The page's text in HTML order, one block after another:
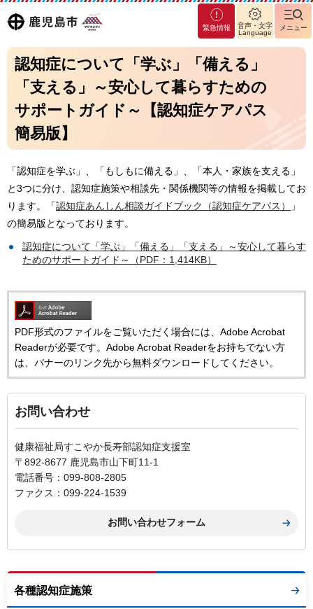
鹿児島
市
マグ
マシ
ティ
鹿児
緊急情報
音声・文字
Language
メニュー
認知症について「学ぶ」「備える」
「支える」～安心して暮らすための
サポートガイド～【認知症ケアパス
簡易版】
「認知症を学ぶ」、「もしもに備える」、「本人・家族を支える」
と3つに分け、認知症施策や相談先・関係機関等の情報を掲載してお
ります。「認知症あんしん相談ガイドブック（認知症ケアパス）
」
の簡易版となっております。
認知症について「学ぶ」「備える」「支える」～安心して暮らす
ためのサポートガイド～（PDF：1,414KB）
PDF形式のファイルをご覧いただく場合には、Adobe Acrobat
Readerが必要です。Adobe Acrobat Readerをお持ちでない方
は、バナーのリンク先から無料ダウンロードしてください。
お問い合わせ
健康福祉局すこやか長寿部認知症支援室
〒892-8677 鹿児島市山下町11-1
電話番号：099-808-2805
ファクス：099-224-1539
各種認知症施策